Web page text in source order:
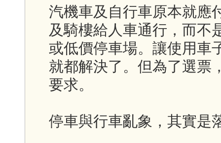
汽機車及自行車原本就應
及騎樓給人車通行，而不
或低價停車場。讓使用車
就都解決了。但為了選票
要求。
停車與行車亂象，其實是